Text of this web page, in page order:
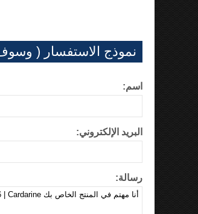
نموذج الاستفسار (
اسم:
البريد الإلكتروني:
رسالة: